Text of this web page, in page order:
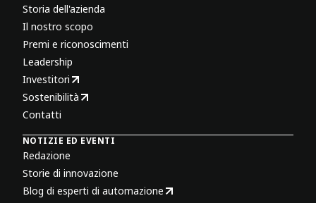
Storia dell'azienda
Il nostro scopo
Premi e riconoscimenti
Leadership
Investitori
Sostenibilità
Contatti
NOTIZIE ED EVENTI
Redazione
Storie di innovazione
Blog di esperti di automazione